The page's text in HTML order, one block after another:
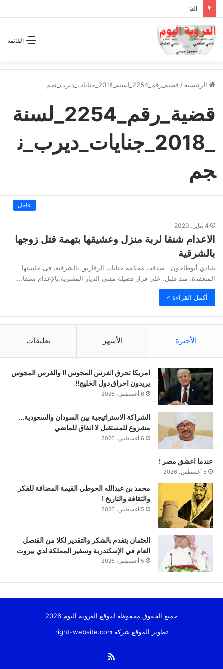
القائمة
الرئيسية / قضية_رقم_2254_لسنة_2018_جنايات_ديرب_نجم
قضية_رقم_2254_لسنة
_2018_جنايات_ديرب_ن
جم
عاجل
4 يناير، 2020
الاعدام شنقا لربة منزل وعشيقها بتهمة قتل زوجها
بالشرقية
شادي أبوطاحون صدقت محكمة جنايات الزقازيق بالشرقية، فى جلستها
المنعقدة، منذ قليل، على قرار فضيلة مفتى الديار المصرية،بالإعدام شنقا،…
أكمل القراءة »
الأخيرة الأشهر تعليقات
امريكا تحرق الفرس المجوس !! والفرس المجوس
يريدون احراق دول الخليج!!
6 أغسطس، 2026
الشراكة الاستراتيجية بين السودان والسعودية…
مشروع للمستقبل لا اتفاق للماضي
6 أغسطس، 2026
عندما اعشق مصر !
5 أغسطس، 2026
محمد بن عبدالله الحوطي القيمة المضافة للفكر
والثقافة والتاريخ !
5 أغسطس، 2026
العثمان يتقدم بالشكر والتقدير لكلا من القنصل
العام في الإسكندرية وسفير المملكة لدي بيروت
5 أغسطس، 2026
جميع الحقوق محفوظة لموقع العروبة اليوم 2026
تطوير الموقع شركةright-website.com
ملخص